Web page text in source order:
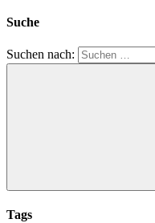
Suche
Suchen nach:
Tags